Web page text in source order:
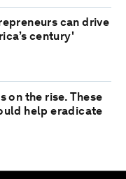
can drive
century'
on the rise. These
help eradicate